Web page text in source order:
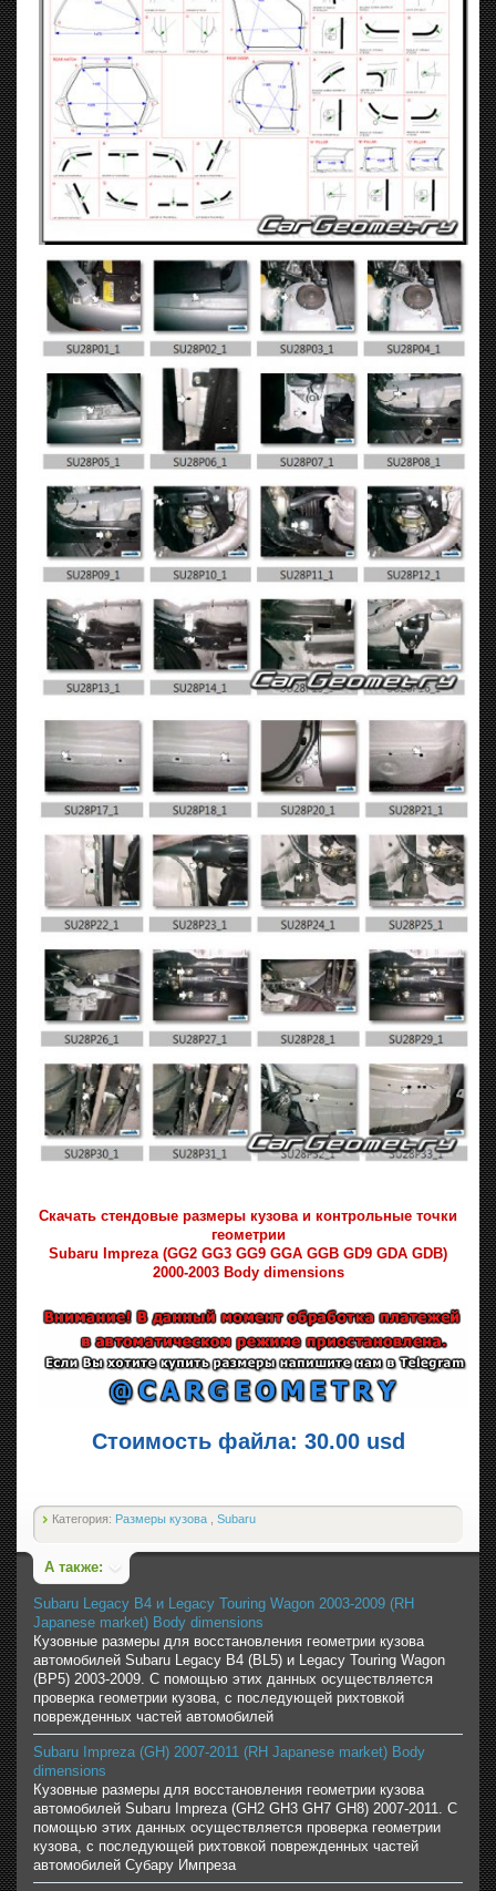
Скачать стендовые размеры кузова и контрольные точки
геометрии
Subaru Impreza (GG2 GG3 GG9 GGA GGB GD9 GDA GDB)
2000-2003 Body dimensions
Стоимость файла: 30.00 usd
Категория: Размеры кузова Subaru
А также:
Subaru Legacy B4 и Legacy Touring Wagon 2003-2009 (RH
Japanese market) Body dimensions
Кузовные размеры для восстановления геометрии кузова
автомобилей Subaru Legacy B4 (BL5) и Legacy Touring Wagon
(BP5) 2003-2009. С помощью этих данных осуществляется
проверка геометрии кузова, с последующей рихтовкой
поврежденных частей автомобилей
Subaru Impreza (GH) 2007-2011 (RH Japanese market) Body
dimensions
Кузовные размеры для восстановления геометрии кузова
автомобилей Subaru Impreza (GH2 GH3 GH7 GH8) 2007-2011. С
помощью этих данных осуществляется проверка геометрии
кузова, с последующей рихтовкой поврежденных частей
автомобилей Субару Импреза